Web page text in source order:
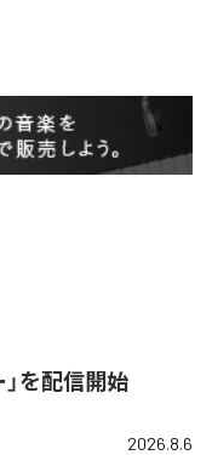
を配信開始
2026.8.6